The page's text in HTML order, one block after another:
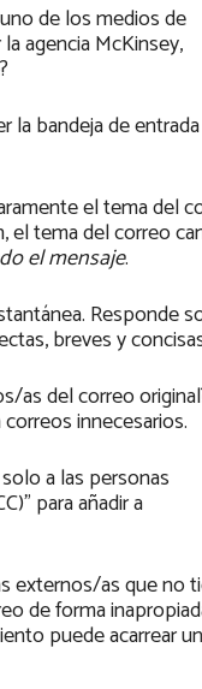
de los medios de
agencia McKinsey,
la bandeja de entrada
el tema del
el tema del correo
el mensaje.
Responde
breves y
as del correo
innecesarios.
a las personas
para añadir a
externos/as que no
de forma
puede acarrear